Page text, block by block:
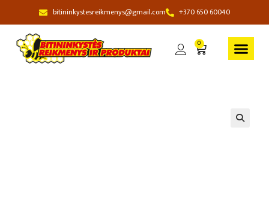
bitininkystesreikmenys@gmail.com +370 650 60040
0